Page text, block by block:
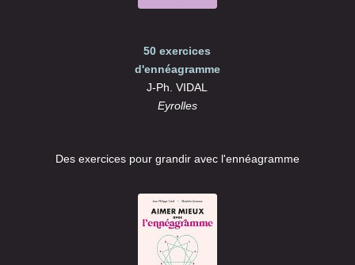
50 exercices
d'ennéagramme
J-Ph. VIDAL
Eyrolles
Des exercices pour grandir avec l'ennéagramme